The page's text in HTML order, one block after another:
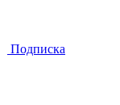
Подписка